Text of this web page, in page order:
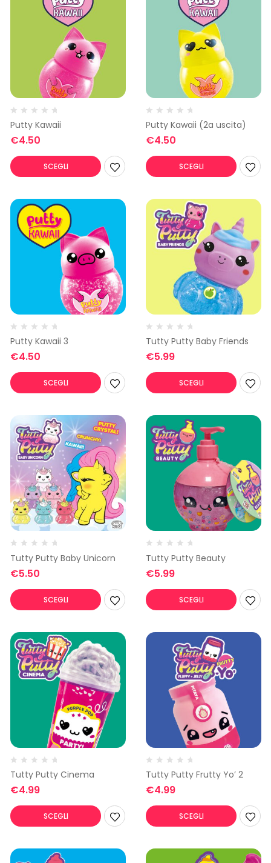
Putty Kawaii
€4.50
SCEGLI
Putty Kawaii (2a uscita)
€4.50
SCEGLI
Putty Kawaii 3
€4.50
SCEGLI
Tutty Putty Baby Friends
€5.99
SCEGLI
Tutty Putty Baby Unicorn
€5.50
SCEGLI
Tutty Putty Beauty
€5.99
SCEGLI
Tutty Putty Cinema
€4.99
SCEGLI
Tutty Putty Frutty Yo’ 2
€4.99
SCEGLI